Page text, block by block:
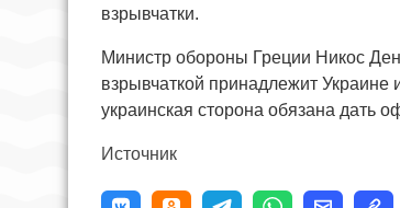
взрывчатки.
Министр обороны Греции Никос
взрывчаткой принадлежит
украинская сторона обязана дать
Источник